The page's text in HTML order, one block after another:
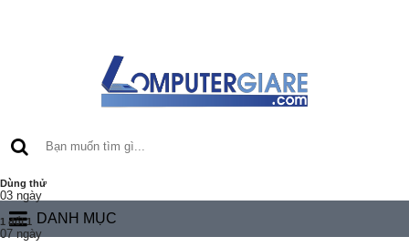
Dùng thử
03 ngày
1 đổi 1
07 ngày
DANH MỤC